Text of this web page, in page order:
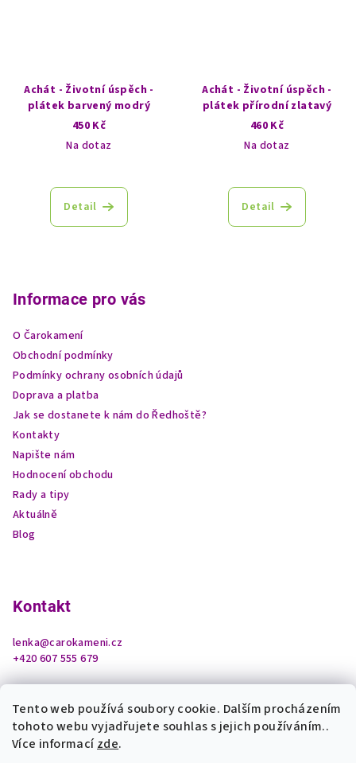
Tento web používá soubory cookie. Dalším procházením
tohoto webu vyjadřujete souhlas s jejich používáním..
Více informacízde.
Achát - Životní úspěch -
plátek barvený modrý
450 Kč
Na dotaz
Detail
Achát - Životní úspěch -
plátek přírodní zlatavý
460 Kč
Na dotaz
Detail
Informace pro vás
O Čarokamení
Obchodní podmínky
Podmínky ochrany osobních údajů
Doprava a platba
Jak se dostanete k nám do Ředhoště?
Kontakty
Napište nám
Hodnocení obchodu
Rady a tipy
Aktuálně
Blog
Kontakt
lenka@carokameni.cz
+420 607 555 679